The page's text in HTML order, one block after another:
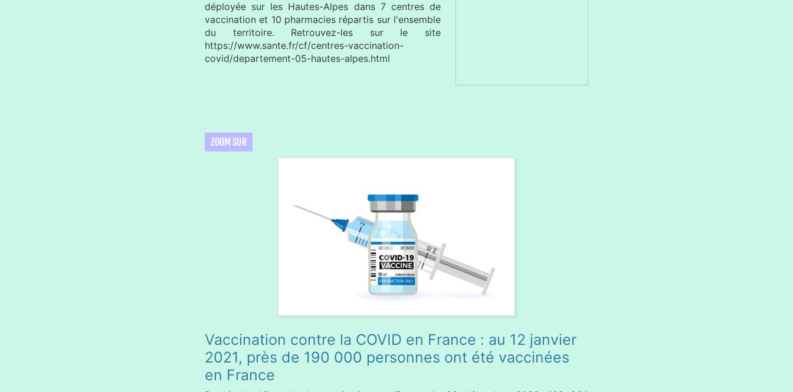
déployée sur les Hautes-Alpes dans 7 centres de
vaccination et 10 pharmacies répartis sur l'ensemble
du territoire. Retrouvez-les sur le site
https://www.sante.fr/cf/centres-vaccination-
covid/departement-05-hautes-alpes.html
ZOOM SUR
Vaccination contre la COVID en France : au 12 janvier
2021, près de 190 000 personnes ont été vaccinées
en France